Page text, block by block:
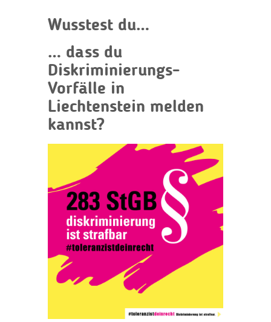
Wusstest du…
… dass du
Diskriminierungs-
Vorfälle in
Liechtenstein melden
kannst?